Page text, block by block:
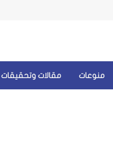
منوعات مقالات وتحقيقات